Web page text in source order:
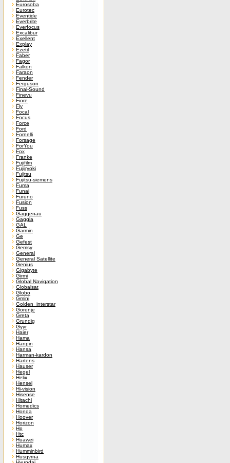
Eurosoba
Eurotec
Eventide
Everbrite
Everfocus
Excalibur
Exellent
Explay
Ezetil
Faber
Fagor
Falkon
Faraon
Fender
Ferguson
Final-Sound
Finevu
Fiore
Fly
Focal
Focus
Force
Ford
Fornelli
Forsage
ForYou
Fox
Franke
Fujifilm
Fujiiryoki
Fujitsu
Fujitsu-siemens
Fuma
Funai
Furuno
Fusion
Fuss
Gaggenau
Gaggia
GAL
Garmin
Ge
Gefest
Gemsy
General
General Satellite
Genius
Gigabyte
Girmi
Global Navigation
Globalsat
Globo
Gmini
Golden_interstar
Gorenje
Greta
Grundig
Gyyr
Haier
Hama
Hanpin
Hansa
Harman-kardon
Hartens
Hauser
Hegel
Helix
Hensel
Hi-vision
Hisense
Hitachi
Homedics
Honda
Hoover
Horizon
Hp
Htc
Huawei
Humax
Humminbird
Husqvrna